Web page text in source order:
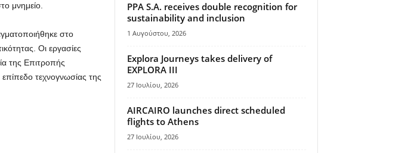
μνημείο.
στο
Οι εργασίες
της Επιτροπής
τεχνογνωσίας της
PPA S.A. receives double recognition for
sustainability and inclusion
1 Αυγούστου, 2026
Explora Journeys takes delivery of
EXPLORA III
27 Ιουλίου, 2026
AIRCAIRO launches direct scheduled
flights to Athens
27 Ιουλίου, 2026